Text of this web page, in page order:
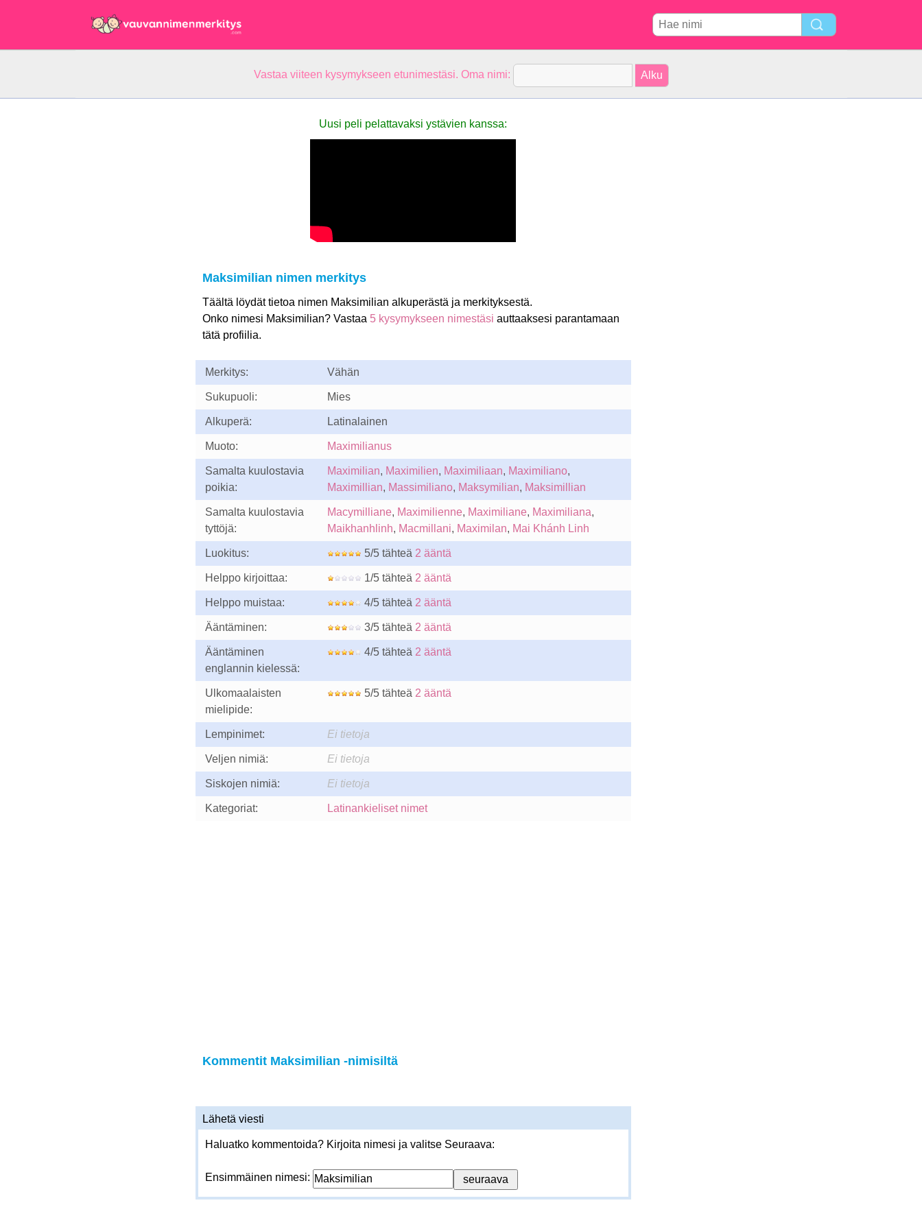
Vastaa viiteen kysymykseen etunimestäsi. Oma nimi:
Uusi peli pelattavaksi ystävien kanssa:
Maksimilian nimen merkitys
Täältä löydät tietoa nimen Maksimilian alkuperästä ja merkityksestä.
Onko nimesi Maksimilian? Vastaa 5 kysymykseen nimestäsi auttaaksesi parantamaan
tätä profiilia.
Merkitys: Vähän
Sukupuoli: Mies
Alkuperä: Latinalainen
Muoto: Maximilianus
Samalta kuulostavia
poikia:
Maximilian, Maximilien, Maximiliaan, Maximiliano,
Maximillian, Massimiliano, Maksymilian, Maksimillian
Samalta kuulostavia
tyttöjä:
Macymilliane, Maximilienne, Maximiliane, Maximiliana,
Maikhanhlinh, Macmillani, Maximilan, Mai Khánh Linh
Luokitus: 5/5 tähteä 2 ääntä
Helppo kirjoittaa: 1/5 tähteä 2 ääntä
Helppo muistaa: 4/5 tähteä 2 ääntä
Ääntäminen: 3/5 tähteä 2 ääntä
Ääntäminen
englannin kielessä:
4/5 tähteä 2 ääntä
Ulkomaalaisten
mielipide:
5/5 tähteä 2 ääntä
Lempinimet: Ei tietoja
Veljen nimiä: Ei tietoja
Siskojen nimiä: Ei tietoja
Kategoriat: Latinankieliset nimet
Kommentit Maksimilian -nimisiltä
Lähetä viesti
Haluatko kommentoida? Kirjoita nimesi ja valitse Seuraava:
Ensimmäinen nimesi: